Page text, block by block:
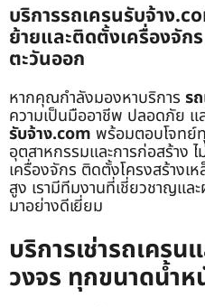
บริการรถเครนรับจ้าง
ย้ายและติดตั้งเครื่องจั
ตะวันออก
หากคุณกำลังมองหาบริการ ร
ความเป็นมืออาชีพ ปลอดภัย แ
รับจ้าง.com พร้อมตอบโจทย์
อุตสาหกรรมและการก่อสร้าง
เครื่องจักร ติดตั้งโครงสร้าง
สูง เรามีทีมงานที่เชี่ยวชาญแล
มาอย่างดีเยี่ยม
บริการเช่ารถเครน
วงจร ทุกขนาดน้ำห